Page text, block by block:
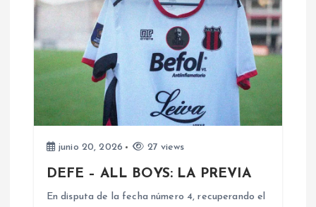
d
a
s
junio 20, 2026 27 views
DEFE – ALL BOYS: LA PREVIA
En disputa de la fecha número 4, recuperando el